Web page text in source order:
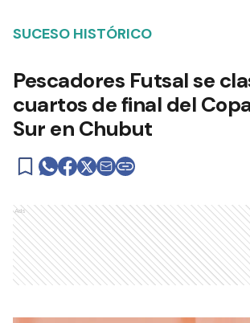
SUCESO HISTÓRICO
Pescadores Futsal se
cuartos de final del
Sur en Chubut
Ads